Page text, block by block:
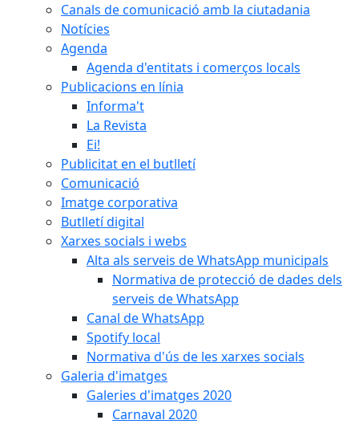
Canals de comunicació amb la ciutadania
Notícies
Agenda
Agenda d'entitats i comerços locals
Publicacions en línia
Informa't
La Revista
Ei!
Publicitat en el butlletí
Comunicació
Imatge corporativa
Butlletí digital
Xarxes socials i webs
Alta als serveis de WhatsApp municipals
Normativa de protecció de dades dels
serveis de WhatsApp
Canal de WhatsApp
Spotify local
Normativa d'ús de les xarxes socials
Galeria d'imatges
Galeries d'imatges 2020
Carnaval 2020